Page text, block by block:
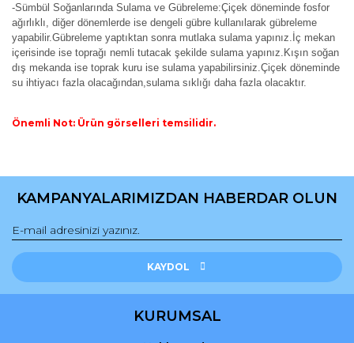
-Sümbül Soğanlarında Sulama ve Gübreleme:Çiçek döneminde fosfor
ağırlıklı, diğer dönemlerde ise dengeli gübre kullanılarak gübreleme
yapabilir.Gübreleme yaptıktan sonra mutlaka sulama yapınız.İç mekan
içerisinde ise toprağı nemli tutacak şekilde sulama yapınız.Kışın soğan
dış mekanda ise toprak kuru ise sulama yapabilirsiniz.Çiçek döneminde
su ihtiyacı fazla olacağından,sulama sıklığı daha fazla olacaktır.
Önemli Not: Ürün görselleri temsilidir.
konularda yetersiz gördüğünüz noktaları öneri formunu
Görüş ve önerileriniz için teşekkür ederiz.
Ürün resmi kalitesiz, bozuk veya görüntülenemiyor.
Ürün açıklamasında eksik bilgiler bulunuyor.
Ürün fiyatı diğer sitelerden daha pahalı.
KAMPANYALARIMIZDAN HABERDAR OLUN
KAYDOL
KURUMSAL